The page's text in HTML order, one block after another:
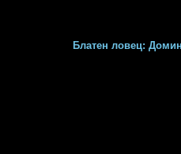
Блатен ловец: